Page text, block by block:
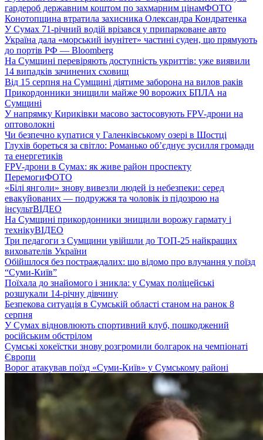
гардероб державним коштом по захмарним цінамФОТО
Конотопщина втратила захисника Олександра Кондратенка
У Сумах 71-річний водій врізався у припарковане авто
Україна дала «морський імунітет» частині суден, що прямують
до портів РФ — Bloomberg
На Сумщині перевіряють доступність укриттів: уже виявили
14 випадків зачинених сховищ
Від 15 серпня на Сумщині діятиме заборона на вилов раків
Прикордонники знищили майже 90 ворожих БПЛА на
Сумщині
У напрямку Кириківки масово застосовують FPV-дрони на
оптоволокні
Чи безпечно купатися у Галенківському озері в Шостці
Глухів бореться за світло: Романько об’єднує зусилля громади
та енергетиків
FPV-дрони в Сумах: як живе район проспекту
ПеремогиФОТО
«Білі янголи» знову вивезли людей із небезпеки: серед
евакуйованих — подружжя та чоловік із підозрою на
інсультВІДЕО
На Сумщині прикордонники знищили ворожу гармату і
технікуВІДЕО
Три педагоги з Сумщини увійшли до ТОП-25 найкращих
вихователів України
Обійшлося без постраждалих: що відомо про влучання у поїзд
“Суми-Київ”
Поїхала до знайомого і зникла: у Сумах поліцейські
розшукали 14-річну дівчину
Безпекова ситуація в Сумській області станом на ранок 8
серпня
У Сумах відновлюють спортивний клуб, пошкоджений
російським обстрілом
Сумські хокеїстки знову розгромили болгарок на чемпіонаті
Європи
Ворог атакував поїзд «Суми-Київ» у Сумському районі